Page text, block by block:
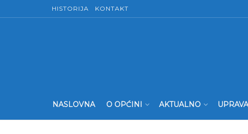
HISTORIJA KONTAKT
NASLOVNA O OPĆINI AKTUALNO